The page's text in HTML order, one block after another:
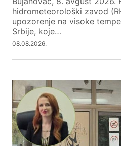
hidrometeorološki zavod
upozorenje na visoke
Srbije, koje…
08.08.2026.